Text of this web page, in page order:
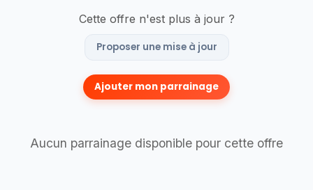
Cette offre n'est plus à jour ?
Proposer une mise à jour
Ajouter mon parrainage
Aucun parrainage disponible pour cette offre